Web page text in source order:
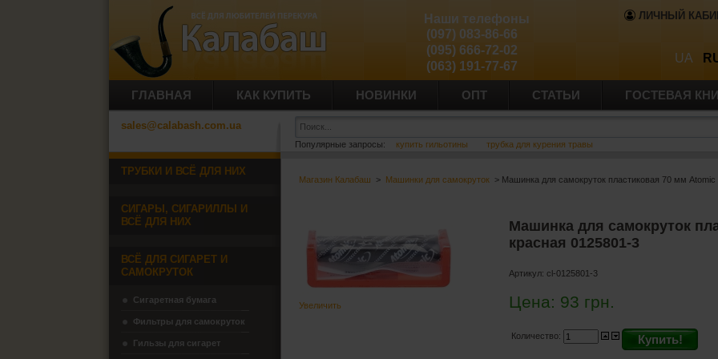
ЛИЧНЫЙ
UA
Наши телефоны
(097) 083-86-66
(095) 666-72-02
(063) 191-77-67
ГЛАВНАЯ КАК КУПИТЬ НОВИНКИ ОПТ СТАТЬИ ГОСТЕВАЯ
sales@calabash.com.ua
Популярные запросы: купить гильотины трубка для курения травы
Магазин Калабаш > Машинки для самокруток > Машинка для самокруток пластиковая 70 мм Atomic
Увеличить
Машинка для самокруток
красная 0125801-3
Артикул:cl-0125801-3
Цена: 93 грн.
Количество: Купить!
ТРУБКИ И ВСЁ ДЛЯ НИХ
СИГАРЫ, СИГАРИЛЛЫ И
ВСЁ ДЛЯ НИХ
ВСЁ ДЛЯ СИГАРЕТ И
САМОКРУТОК
Сигаретная бумага
Фильтры для самокруток
Гильзы для сигарет